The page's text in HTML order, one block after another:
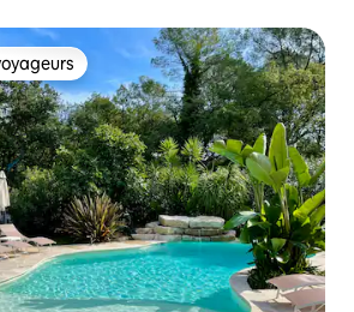
les plus appréciés